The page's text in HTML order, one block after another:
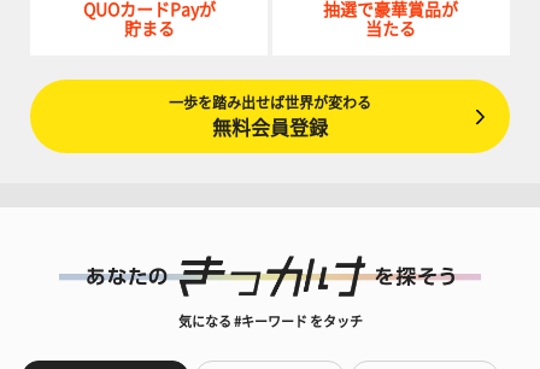
QUOカードPayが
貯まる
抽選で豪華賞品が
当たる
一歩を踏み出せば世界が変わる
無料会員登録
気になる #キーワード をタッチ